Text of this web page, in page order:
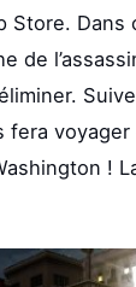
Store.
de
voyager
!